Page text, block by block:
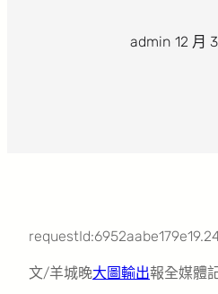
admin 12 月
文/羊城晚大圖輸出報全媒體